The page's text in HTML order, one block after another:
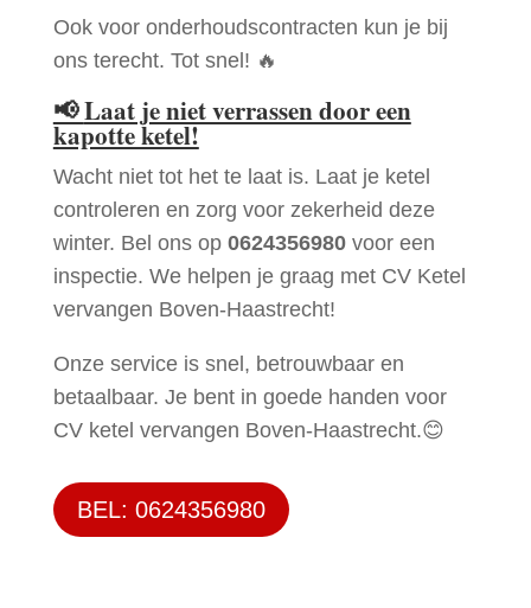
Ook voor onderhoudscontracten kun je bij
ons terecht. Tot snel! 🔥
📢Laat je niet verrassen door een
kapotte ketel!
Wacht niet tot het te laat is. Laat je ketel
controleren en zorg voor zekerheid deze
winter. Bel ons op 0624356980voor een
inspectie. We helpen je graag met CV Ketel
vervangen Boven-Haastrecht!
Onze service is snel, betrouwbaar en
betaalbaar. Je bent in goede handen voor
CV ketel vervangen Boven-Haastrecht.😊
BEL: 0624356980